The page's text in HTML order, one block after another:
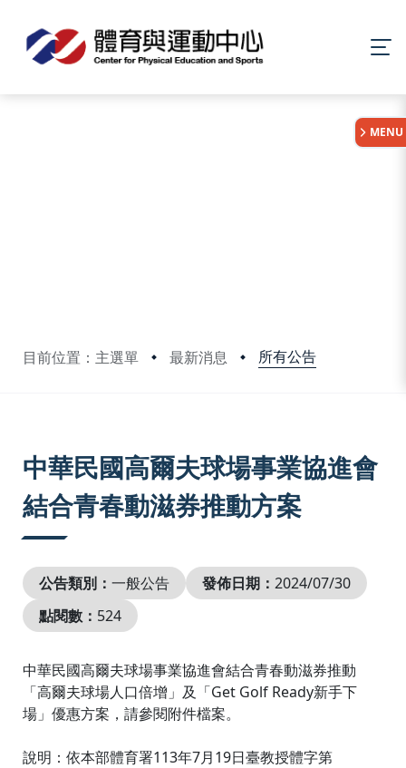
目前位置：主選單 最新消息 所有公告
MENU
中華民國高爾夫球場事業協進會
結合青春動滋券推動方案
公告類別： 一般公告 發佈日期： 2024/07/30
點閱數： 524
中華民國高爾夫球場事業協進會結合青春動滋券推動
「高爾夫球場人口倍增」及「Get Golf Ready新手下
場」優惠方案，請參閱附件檔案。
說明：依本部體育署113年7月19日臺教授體字第